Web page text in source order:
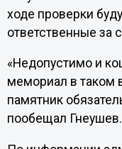
ходе проверки
ответственные за
«Недопустимо и
мемориал в таком
памятник
пообещал Гнеушев.